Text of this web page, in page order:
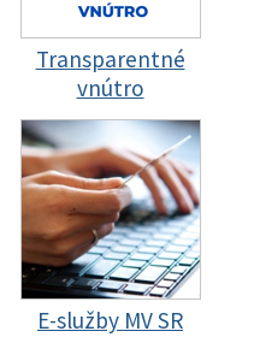
Transparentné
vnútro
E-služby MV SR